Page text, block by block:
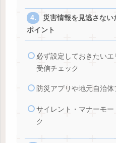
災害情報を見逃さな
ポイント
必ず設定しておきたい
受信チェック
防災アプリや地元自治
サイレント・マナーモ
ク